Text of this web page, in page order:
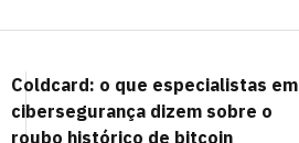
Coldcard: o que especialistas em
cibersegurança dizem sobre o
roubo histórico de bitcoin